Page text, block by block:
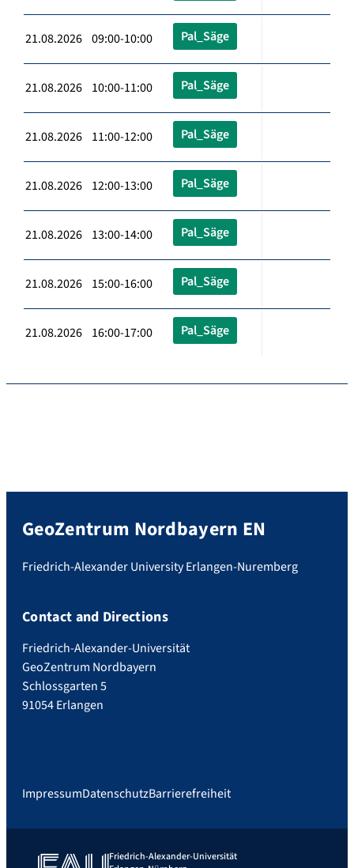
21.08.2026 09:00-10:00 Pal_Säge
21.08.2026 10:00-11:00 Pal_Säge
21.08.2026 11:00-12:00 Pal_Säge
21.08.2026 12:00-13:00 Pal_Säge
21.08.2026 13:00-14:00 Pal_Säge
21.08.2026 15:00-16:00 Pal_Säge
21.08.2026 16:00-17:00 Pal_Säge
GeoZentrum Nordbayern EN
Friedrich-Alexander University Erlangen-Nuremberg
Contact and Directions
Friedrich-Alexander-Universität
GeoZentrum Nordbayern
Schlossgarten 5
91054 Erlangen
ImpressumDatenschutzBarrierefreiheit
Friedrich-Alexander-Universität